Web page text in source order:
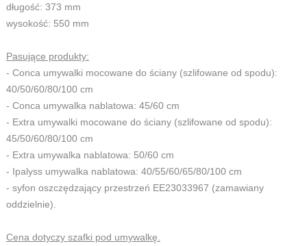
długość: 373 mm
wysokość: 550 mm
Pasujące produkty:
- Conca umywalki mocowane do ściany (szlifowane od spodu):
40/50/60/80/100 cm
- Conca umywalka nablatowa: 45/60 cm
- Extra umywalki mocowane do ściany (szlifowane od spodu):
45/50/60/80/100 cm
- Extra umywalka nablatowa: 50/60 cm
- Ipalyss umywalka nablatowa: 40/55/60/65/80/100 cm
- syfon oszczędzający przestrzeń EE23033967 (zamawiany
oddzielnie).
Cena dotyczy szafki pod umywalkę.